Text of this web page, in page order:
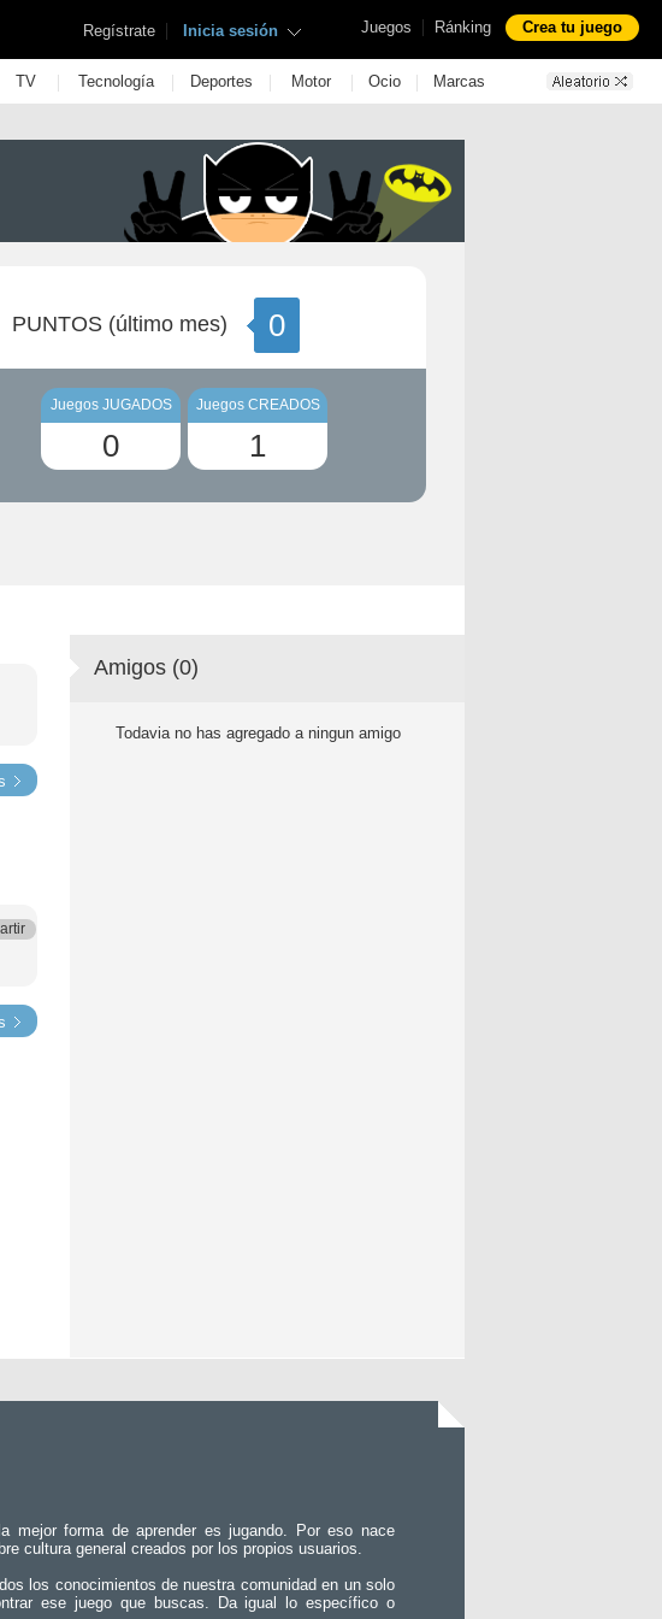
Juegos | Ránking Crea tu juego
Regístrate | Inicia sesión
TV | Tecnología | Deportes | Motor | Ocio | Marcas
PUNTOS (último mes) 0
Juegos JUGADOS
0
Juegos CREADOS
1
Amigos (0)
Todavia no has agregado a ningun amigo
mejor forma de aprender es jugando. Por eso nace
cultura general creados por los propios usuarios.
los conocimientos de nuestra comunidad en un solo
ese juego que buscas. Da igual lo específico o